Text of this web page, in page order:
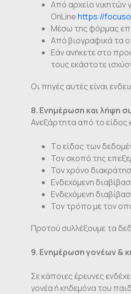
Από αρχείο νικητών
OnLinehttps://
Μέσω της φόρμας
Από βιογραφικά τα
Εάν ανήκετε στο
τους εκάστοτε
Οι πηγές αυτές είναι
8. Ενημέρωση και λήψη
Ανεξάρτητα από το είδος
Tο είδος των
Τον σκοπό της
Τον χρόνο
Ενδεχόμενη
Ενδεχόμενη
Τον τρόπο με τον
Προτού συλλέξουμε τα
9. Ενημέρωση γονέων &
Σε κάποιες έρευνες
γονέα ή κηδεμόνα του